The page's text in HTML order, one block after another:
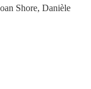
Shore, Danièle